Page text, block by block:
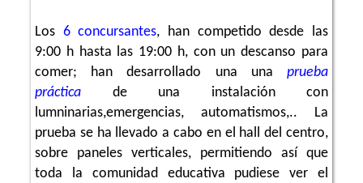
Los 6concursantes, han competido desde las
9:00 h hasta las 19:00 h, con un descanso para
comer; han desarrollado una una prueba
práctica de una instalación con
lumninarias,emergencias, automatismos,.. La
prueba se ha llevado a cabo en el hall del centro,
sobre paneles verticales, permitiendo así que
toda la comunidad educativa pudiese ver el